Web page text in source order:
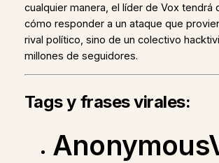
cualquier manera, el líder de Vox tendrá
cómo responder a un ataque que
rival político, sino de un colectivo
millones de seguidores.
Tags y frases virales: